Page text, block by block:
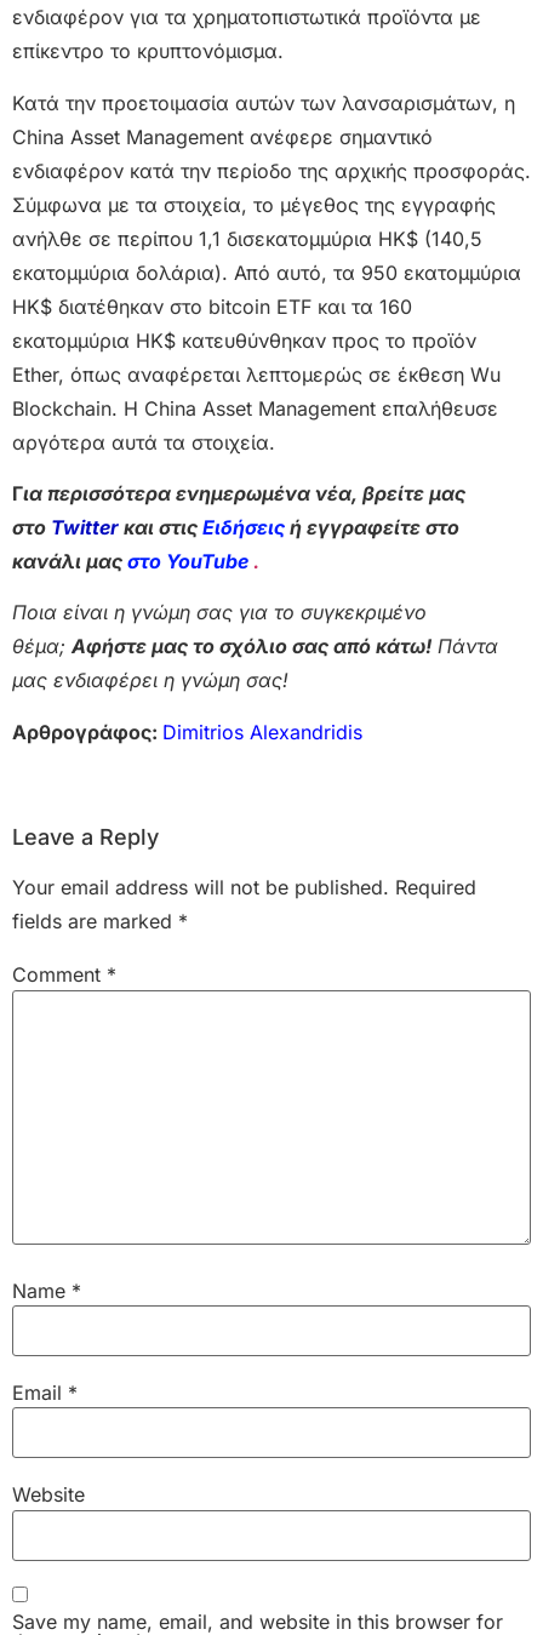
ενδιαφέρον για τα χρηματοπιστωτικά προϊόντα με
επίκεντρο το κρυπτονόμισμα.
Κατά την προετοιμασία αυτών των λανσαρισμάτων, η
China Asset Management ανέφερε σημαντικό
ενδιαφέρον κατά την περίοδο της αρχικής προσφοράς.
Σύμφωνα με τα στοιχεία, το μέγεθος της εγγραφής
ανήλθε σε περίπου 1,1 δισεκατομμύρια HK$ (140,5
εκατομμύρια δολάρια). Από αυτό, τα 950 εκατομμύρια
HK$ διατέθηκαν στο bitcoin ETF και τα 160
εκατομμύρια HK$ κατευθύνθηκαν προς το προϊόν
Ether, όπως αναφέρεται λεπτομερώς σε έκθεση Wu
Blockchain. Η China Asset Management επαλήθευσε
αργότερα αυτά τα στοιχεία.
Για περισσότερα ενημερωμένα νέα, βρείτε μας
στο Twitter και στις Ειδήσεις ή εγγραφείτε στο
κανάλι μας στο YouTube .
Ποια είναι η γνώμη σας για το συγκεκριμένο
θέμα;Αφήστε μας το σχόλιο σας από κάτω! Πάντα
μας ενδιαφέρει η γνώμη σας!
Αρθρογράφος: Dimitrios Alexandridis
Leave a Reply
Your email address will not be published. Required
fields are marked *
Comment *
Name *
Email *
Website
Save my name, email, and website in this browser for